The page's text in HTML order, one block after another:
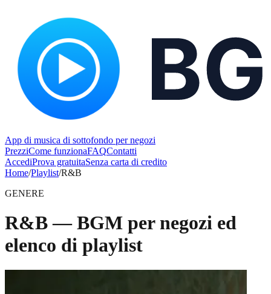
App di musica di sottofondo per negozi
PrezziCome funzionaFAQContatti
AccediProva gratuitaSenza carta di credito
Home/Playlist/R&B
GENERE
R&B — BGM per negozi ed
elenco di playlist